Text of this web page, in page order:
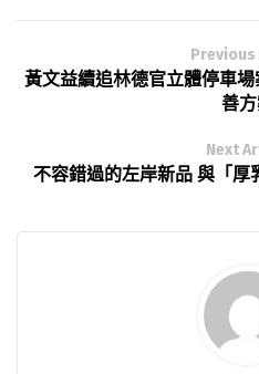
黃文益續追林德官立體停車
善
Next
不容錯過的左岸新品 與「厚